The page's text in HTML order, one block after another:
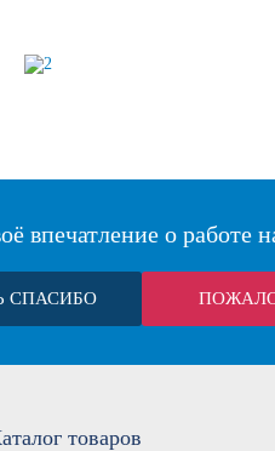
впечатление о работе
СПАСИБО
товаров